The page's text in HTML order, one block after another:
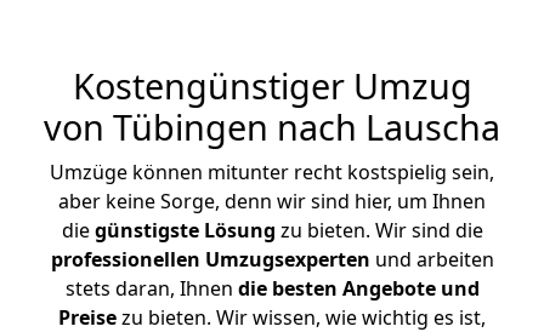
Kostengünstiger Umzug
von Tübingen nach Lauscha
Umzüge können mitunter recht kostspielig sein,
aber keine Sorge, denn wir sind hier, um Ihnen
diegünstigste Lösung zu bieten. Wir sind die
professionellen Umzugsexperten und arbeiten
stets daran, Ihnen die besten Angebote und
Preisezu bieten. Wir wissen, wie wichtig es ist,